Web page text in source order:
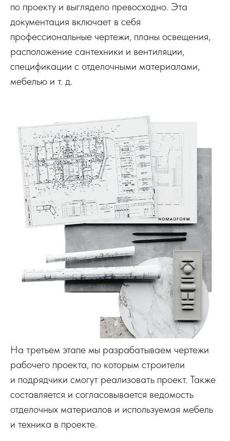
по проекту и выглядело превосходно. Эта
документация включает в себя
профессиональные чертежи, планы освещения,
расположение сантехники и вентиляции,
спецификации с отделочными материалами,
мебелью и т. д.
На третьем этапе мы разрабатываем чертежи
рабочего проекта, по которым строители
и подрядчики смогут реализовать проект. Также
составляется и согласовывается ведомость
отделочных материалов и используемая мебель
и техника в проекте.